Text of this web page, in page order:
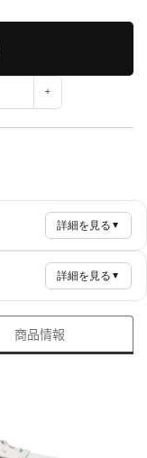
詳細を見る ▼
詳細を見る ▼
商品情報